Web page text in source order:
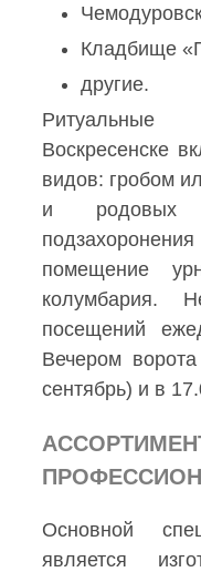
Кладбище
другие.
Воскресенске
видов: гробом
и родовых
помещение
колумбария.
посещений
Вечером
сентябрь) и в
Основной
является